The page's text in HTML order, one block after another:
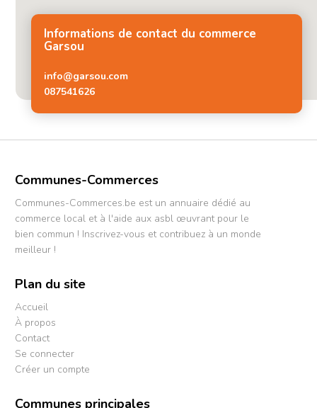
Informations de contact du commerce
Garsou
info@garsou.com
087541626
Communes-Commerces
Communes-Commerces.be est un annuaire dédié au
commerce local et à l'aide aux asbl œuvrant pour le
bien commun ! Inscrivez-vous et contribuez à un monde
meilleur !
Plan du site
Accueil
À propos
Contact
Se connecter
Créer un compte
Communes principales